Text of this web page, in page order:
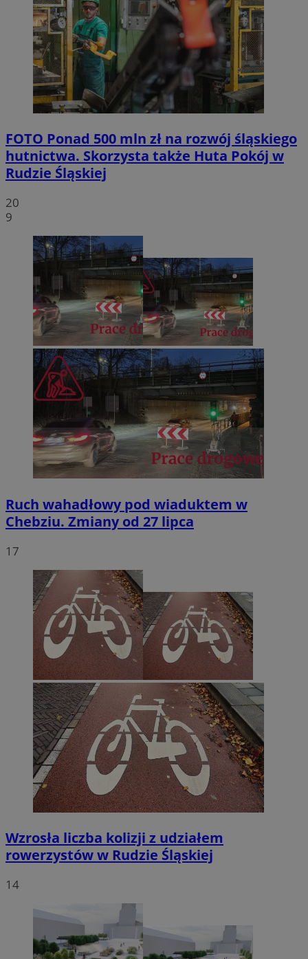
FOTO Ponad 500 mln zł na rozwój śląskiego
hutnictwa. Skorzysta także Huta Pokój w
Rudzie Śląskiej
20
9
Ruch wahadłowy pod wiaduktem w
Chebziu. Zmiany od 27 lipca
17
Wzrosła liczba kolizji z udziałem
rowerzystów w Rudzie Śląskiej
14